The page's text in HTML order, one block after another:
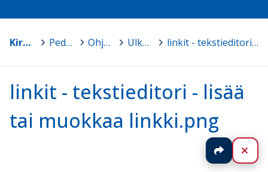
Kirkon koulutus - Suomen ev.lut. kirkko Peda.net-ohjesivuja kouluttajille ja ylläpitäjille > Ohje - Linkkien luominen ja sivujen ns. pysyvät osoitteet > Ulkoisen linkin luominen > linkit - tekstieditori - lisää tai muokkaa linkki.png
linkit - tekstieditori - lisää
tai muokkaa linkki.png
Jaa